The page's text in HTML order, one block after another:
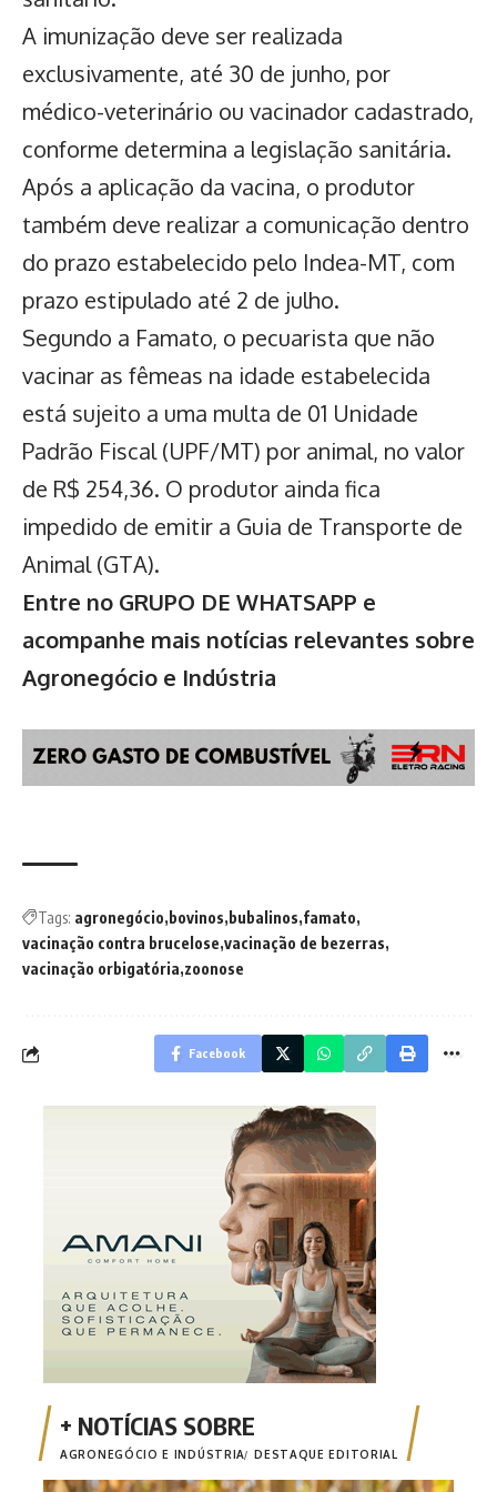
A imunização deve ser realizada
exclusivamente, até 30 de junho, por
médico-veterinário ou vacinador cadastrado,
conforme determina a legislação sanitária.
Após a aplicação da vacina, o produtor
também deve realizar a comunicação dentro
do prazo estabelecido pelo Indea-MT, com
prazo estipulado até 2 de julho.
Segundo a Famato, o pecuarista que não
vacinar as fêmeas na idade estabelecida
está sujeito a uma multa de 01 Unidade
Padrão Fiscal (UPF/MT) por animal, no valor
de R$ 254,36. O produtor ainda fica
impedido de emitir a Guia de Transporte de
Animal (GTA).
Entre no GRUPO DE WHATSAPP e
acompanhe mais notícias relevantes sobre
Agronegócio e Indústria
Tags: agronegócio bovinos bubalinos famato
vacinação contra brucelose vacinação de bezerras
vacinação orbigatória zoonose
Facebook
AGRONEGÓCIO E INDÚSTRIA DESTAQUE EDITORIAL